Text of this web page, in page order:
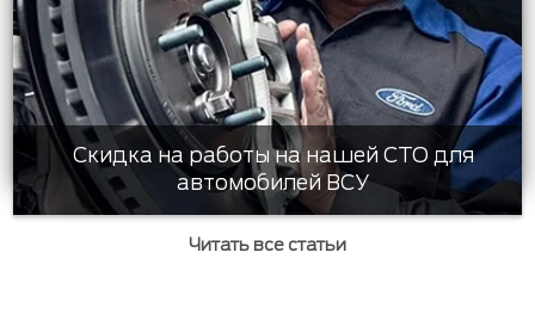
Скидка на работы на нашей СТО для
автомобилей ВСУ
Читать все статьи